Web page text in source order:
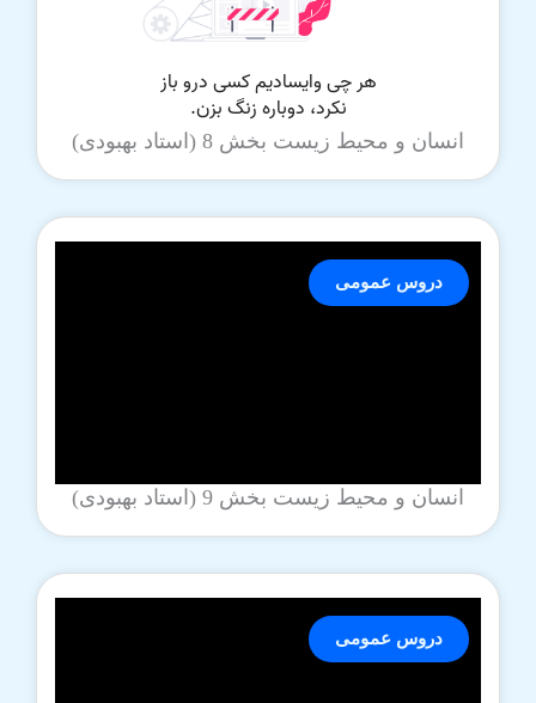
انسان و محیط زیست بخش 8 (استاد بهبودی)
انسان و محیط زیست بخش 9 (استاد بهبودی)
دروس عمومی
دروس عمومی